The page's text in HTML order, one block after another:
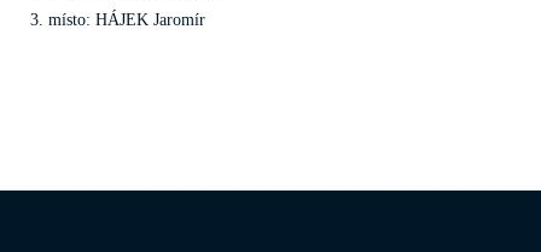
místo: HÁJEK Jaromír